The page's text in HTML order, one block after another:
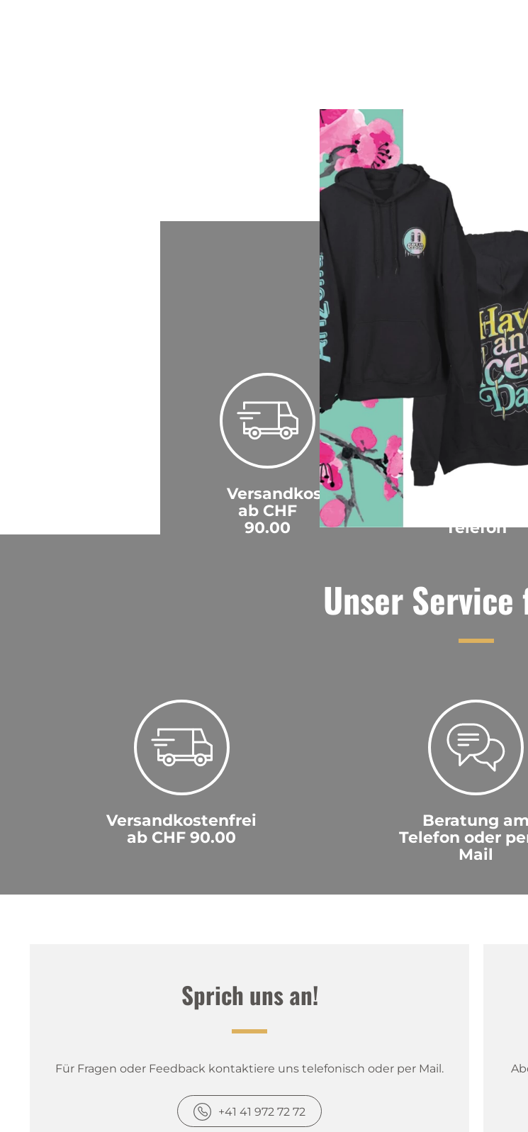
Unser
Versandkostenfrei
ab CHF
90.00
Telefon
Über uns
Unser
Versandkostenfrei
ab CHF 90.00
Beratung am
Telefon oder
Mail
Sprich uns an!
Für Fragen oder Feedback kontaktiere uns telefonisch oder per Mail.
+41 41 972 72 72